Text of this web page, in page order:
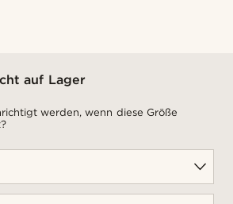
auf Lager
werden, wenn diese Größe